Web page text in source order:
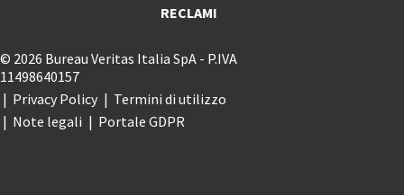
RECLAMI
© 2026 Bureau Veritas Italia SpA - P.IVA
11498640157
Privacy Policy
Termini di utilizzo
Note legali
Portale GDPR